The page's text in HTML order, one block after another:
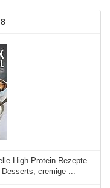
8
High-Protein-Rezepte
cremige ...